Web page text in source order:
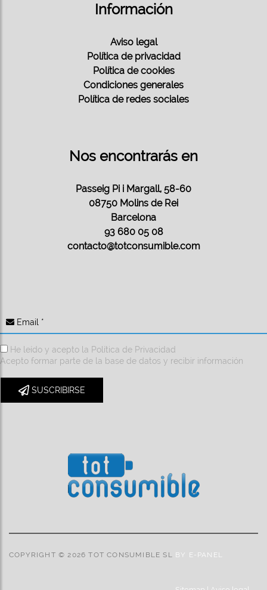
Información
Aviso legal
Política de privacidad
Política de cookies
Condiciones generales
Política de redes sociales
Nos encontrarás en
Passeig Pi i Margall, 58-60
08750 Molins de Rei
Barcelona
93 680 05 08
contacto@totconsumible.com
Email *
He leído y acepto la Política de Privacidad
Acepto formar parte de la base de datos y recibir información
SUSCRIBIRSE
COPYRIGHT © 2026 TOT CONSUMIBLE SL BY E-PANEL